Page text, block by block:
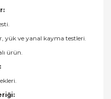
yük ve yanal kayma testleri.
ürün.